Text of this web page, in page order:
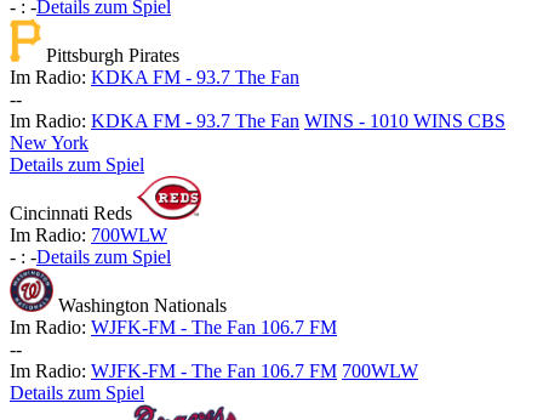
- : -Details zum Spiel
Pittsburgh Pirates
Im Radio: KDKA FM - 93.7 The Fan
--
Im Radio: KDKA FM - 93.7 The Fan WINS - 1010 WINS CBS
New York
Details zum Spiel
Cincinnati Reds
Im Radio: 700WLW
- : -Details zum Spiel
Washington Nationals
Im Radio: WJFK-FM - The Fan 106.7 FM
--
Im Radio: WJFK-FM - The Fan 106.7 FM 700WLW
Details zum Spiel